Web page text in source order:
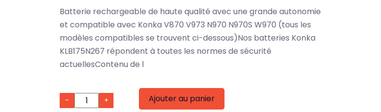
Batterie rechargeable de haute qualité avec une grande autonomie
et compatible avec Konka V870 V973 N970 N970S W970 (tous les
modèles compatibles se trouvent ci-dessous)Nos batteries Konka
KLB175N267 répondent à toutes les normes de sécurité
actuellesContenu de l
- + Ajouter au panier